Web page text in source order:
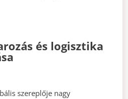
és logisztika
szereplője nagy